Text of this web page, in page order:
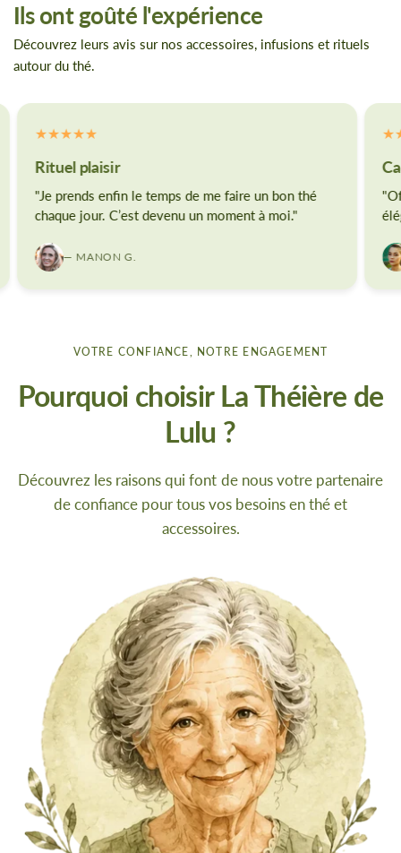
Ils ont goûté l'expérience
Découvrez leurs avis sur nos accessoires, infusions et rituels
autour du thé.
Rituel plaisir
"Je prends enfin le temps de me faire un bon thé
chaque jour. C’est devenu un moment à moi."
— MANON G.
VOTRE CONFIANCE, NOTRE ENGAGEMENT
Pourquoi choisir La Théière de
Lulu ?
Découvrez les raisons qui font de nous votre partenaire
de confiance pour tous vos besoins en thé et
accessoires.